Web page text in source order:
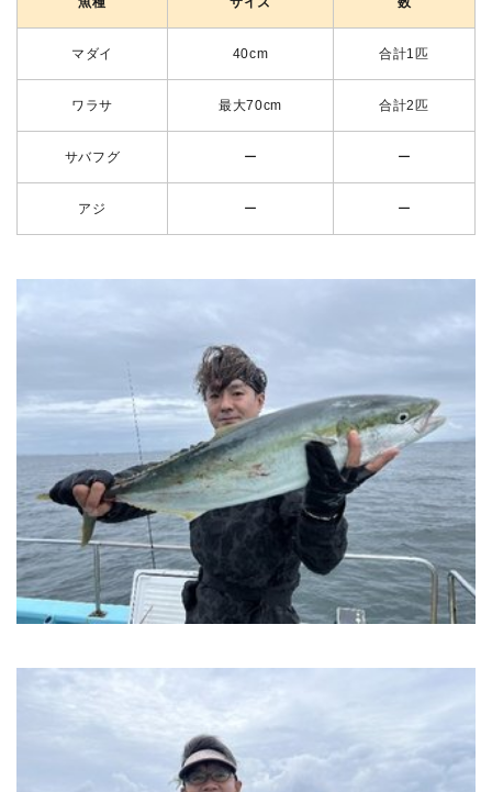
マダイ 40cm 合計1匹
ワラサ 最大70cm 合計2匹
サバフグ ー ー
アジ ー ー